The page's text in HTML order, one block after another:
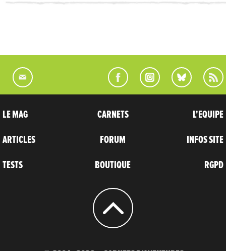
LE MAG
ARTICLES
TESTS
CARNETS
FORUM
BOUTIQUE
L'EQUIPE
INFOS SITE
RGPD